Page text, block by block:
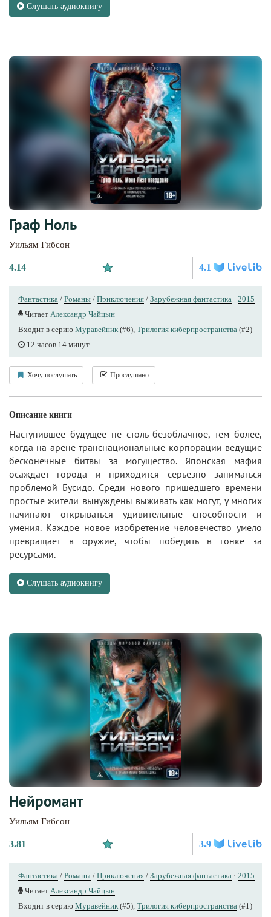
Слушать аудиокнигу
Граф Ноль
Уильям Гибсон
4.14 4.1
Фантастика / Романы / Приключения / Зарубежная фантастика · 2015
Читает Александр Чайцын
Входит в серию Муравейник (#6), Трилогия киберпространства (#2)
12 часов 14 минут
Хочу послушать Прослушано
Описание книги
Наступившее будущее не столь безоблачное, тем более,
когда на арене транснациональные корпорации ведущие
бесконечные битвы за могущество. Японская мафия
осаждает города и приходится серьезно заниматься
проблемой Бусидо. Среди нового пришедшего времени
простые жители вынуждены выживать как могут, у многих
начинают открываться удивительные способности и
умения. Каждое новое изобретение человечество умело
превращает в оружие, чтобы победить в гонке за
ресурсами.
Слушать аудиокнигу
Нейромант
Уильям Гибсон
3.81 3.9
Фантастика / Романы / Приключения / Зарубежная фантастика · 2015
Читает Александр Чайцын
Входит в серию Муравейник (#5), Трилогия киберпространства (#1)